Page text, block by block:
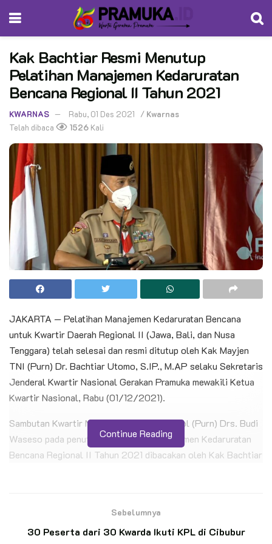
Kak Bachtiar Resmi Menutup
Pelatihan Manajemen Kedaruratan
Bencana Regional II Tahun 2021
KWARNAS Rabu, 01 Des 2021 / Kwarnas
Telah dibaca
1526 Kali
JAKARTA — Pelatihan Manajemen Kedaruratan Bencana
untuk Kwartir Daerah Regional II (Jawa, Bali, dan Nusa
Tenggara) telah selesai dan resmi ditutup oleh Kak Mayjen
TNI (Purn) Dr. Bachtiar Utomo, S.IP., M.AP selaku Sekretaris
Jenderal Kwartir Nasional Gerakan Pramuka mewakili Ketua
Kwartir Nasional, Rabu (01/12/2021).
Sambutan Kwartir Nasional Kak Komjen Pol (Purn) Drs. Budi
Waseso pada penutupan Pelatihan Manajemen Kedaruratan
Bencana Regional II Tahun 2021 dibacakan oleh Kak Bachtiar
Gladi Bersih Upacara Pembukaan Jambore
Continue Reading
Sebelumnya
30 Peserta dari 30 Kwarda Ikuti KPL di Cibubur